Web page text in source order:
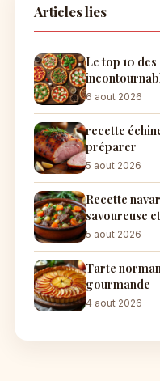
Articles lies
Le top 10
6 aout 2026
recette
préparer
5 aout 2026
Recette
savoureuse
5 aout 2026
Tarte
gourmande
4 aout 2026